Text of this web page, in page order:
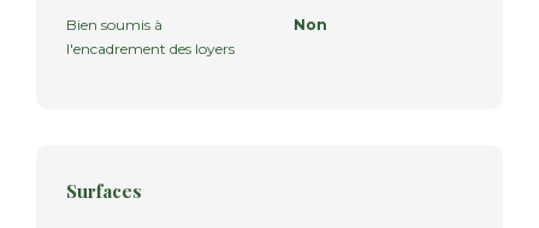
Bien soumis à
l'encadrement des loyers
Non
Surfaces